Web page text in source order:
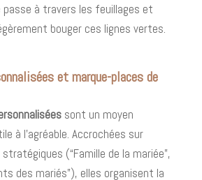
passe à travers les feuillages et
bouger ces lignes vertes.
et marque-places de
sont un moyen
à l’agréable. Accrochées sur
(“Famille de la mariée”,
des mariés”), elles organisent la